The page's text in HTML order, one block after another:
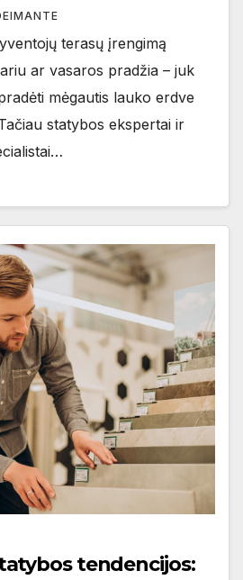
terasų įrengimą
ar vasaros pradžia – juk
mėgautis lauko erdve
statybos ekspertai ir
tendencijos: